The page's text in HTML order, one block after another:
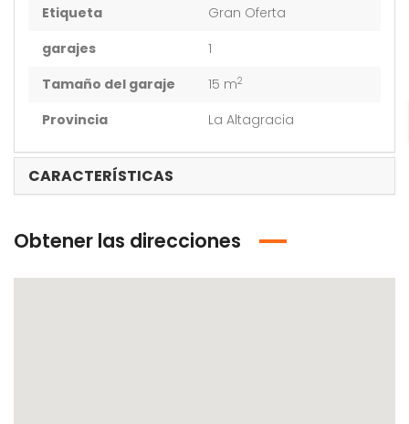
Etiqueta
Gran Oferta
garajes
1
Tamaño del garaje
15 m2
Provincia La Altagracia
CARACTERÍSTICAS
Obtener las direcciones